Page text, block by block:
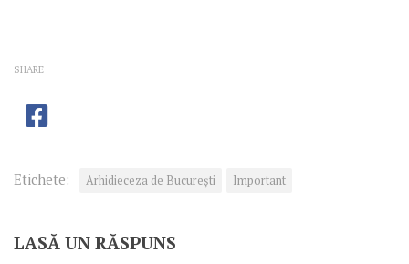
SHARE
Etichete: Arhidieceza de București Important
LASĂ UN RĂSPUNS